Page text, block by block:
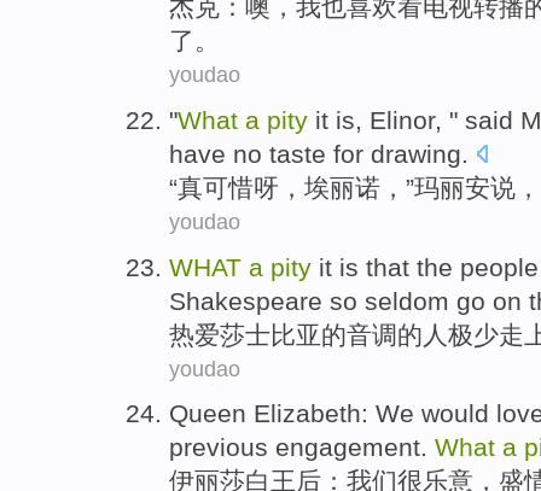
杰克 ： 噢 ， 我也喜欢看电视转播
了。
youdao
"What a pity it is, Elinor, " said
have no taste for drawing.
“真可惜呀， 埃丽诺 ，”玛丽安说
youdao
WHAT a pity it is that the
Shakespeare so seldom go on
热爱莎士比亚的音调的 人 极少走
youdao
Queen Elizabeth: We would
previous engagement. What a
伊丽莎白王后： 我们很乐意 ， 盛